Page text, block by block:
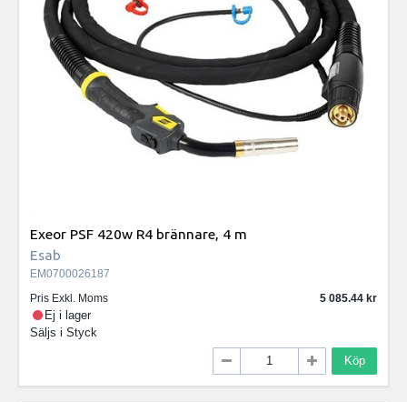
Exeor PSF 420w R4 brännare, 4 m
Esab
EM0700026187
Pris Exkl. Moms
5 085.44
Ej i lager
Säljs i Styck
Köp